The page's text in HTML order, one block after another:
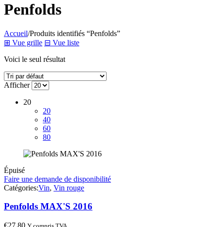
Penfolds
Accueil/Produits identifiés “Penfolds”
⊞ Vue grille ⊟ Vue liste
Voici le seul résultat
Afficher
20
20
40
60
80
Épuisé
Faire une demande de disponibilité
Catégories:Vin, Vin rouge
Penfolds MAX'S 2016